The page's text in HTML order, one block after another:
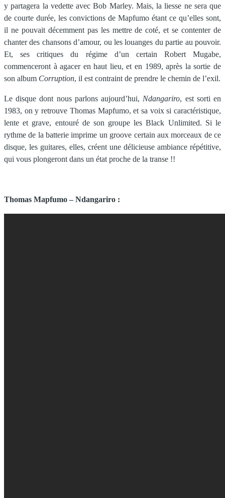
y partagera la vedette avec Bob Marley. Mais, la liesse ne sera que
de courte durée, les convictions de Mapfumo étant ce qu’elles sont,
il ne pouvait décemment pas les mettre de coté, et se contenter de
chanter des chansons d’amour, ou les louanges du partie au pouvoir.
Et, ses critiques du régime d’un certain Robert Mugabe,
commenceront à agacer en haut lieu, et en 1989, après la sortie de
son album Corruption, il est contraint de prendre le chemin de l’exil.
Le disque dont nous parlons aujourd’hui, Ndangariro, est sorti en
1983, on y retrouve Thomas Mapfumo, et sa voix si caractéristique,
lente et grave, entouré de son groupe les Black Unlimited. Si le
rythme de la batterie imprime un groove certain aux morceaux de ce
disque, les guitares, elles, créent une délicieuse ambiance répétitive,
qui vous plongeront dans un état proche de la transe !!
Thomas Mapfumo – Ndangariro :